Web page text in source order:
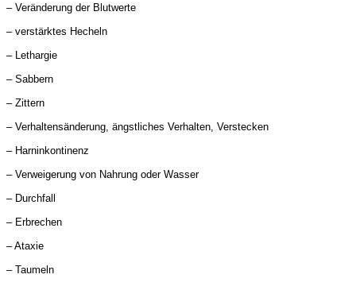
– Veränderung der Blutwerte
– verstärktes Hecheln
– Lethargie
– Sabbern
– Zittern
– Verhaltensänderung, ängstliches Verhalten, Verstecken
– Harninkontinenz
– Verweigerung von Nahrung oder Wasser
– Durchfall
– Erbrechen
– Ataxie
– Taumeln